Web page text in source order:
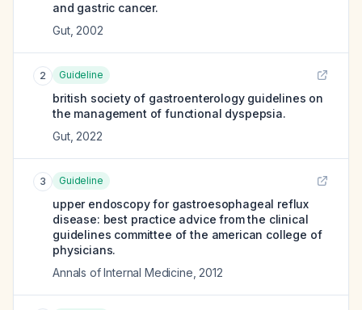
and gastric cancer.
Gut, 2002
2 Guideline
british society of gastroenterology guidelines on
the management of functional dyspepsia.
Gut, 2022
3 Guideline
upper endoscopy for gastroesophageal reflux
disease: best practice advice from the clinical
guidelines committee of the american college of
physicians.
Annals of Internal Medicine 2012